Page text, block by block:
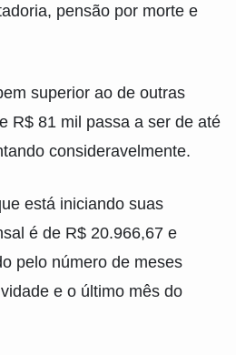
pensão por morte e
superior ao de outras
R$ 81 mil passa a ser de até
consideravelmente.
está iniciando suas
é de R$ 20.966,67 e
pelo número de meses
e o último mês do